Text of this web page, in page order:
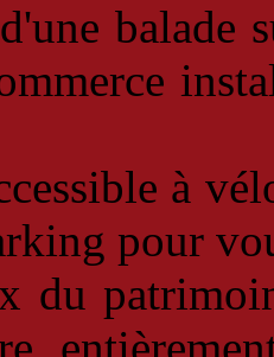
balade
à
pour
du